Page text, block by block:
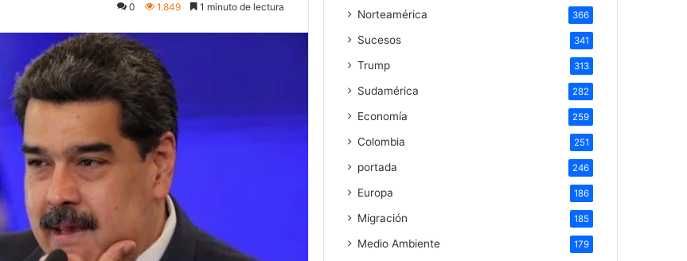
0 1.849 1 minuto de lectura
Norteamérica 366
Sucesos 341
Trump 313
Sudamérica 282
Economía 259
Colombia 251
portada 246
Europa 186
Migración 185
Medio Ambiente 179